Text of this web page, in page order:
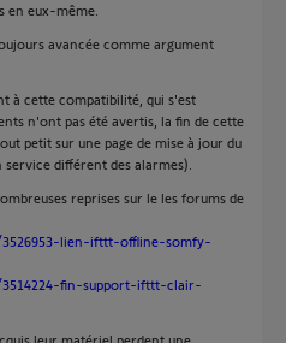
en eux-même.
avancée comme argument
à cette compatibilité, qui s'est
n'ont pas été avertis, la fin de cette
petit sur une page de mise à jour du
différent des alarmes).
reprises sur le les forums de
lien-ifttt-offline-somfy-
fin-support-ifttt-clair-
leur matériel perdent une